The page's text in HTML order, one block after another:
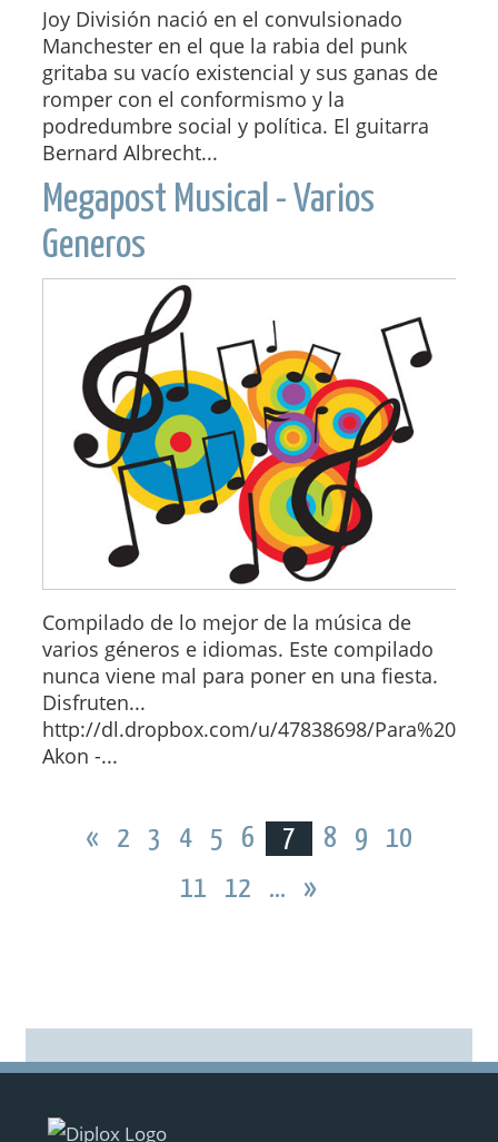
Joy División nació en el convulsionado
Manchester en el que la rabia del punk
gritaba su vacío existencial y sus ganas de
romper con el conformismo y la
podredumbre social y política. El guitarra
Bernard Albrecht...
Megapost Musical - Varios
Generos
Compilado de lo mejor de la música de
varios géneros e idiomas. Este compilado
nunca viene mal para poner en una fiesta.
Disfruten...
http://dl.dropbox.com/u/47838698/Para%20...
Akon -...
« 2 3 4 5 6 7 8 9
10
11
12 ... »